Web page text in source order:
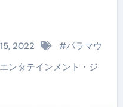
2022 #パラマウ
ンタテインメント・ジ